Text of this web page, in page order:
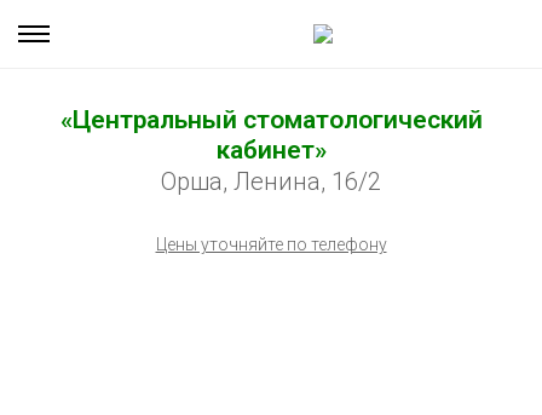
«Центральный стоматологический
кабинет»
Орша, Ленина, 16/2
Цены уточняйте по телефону